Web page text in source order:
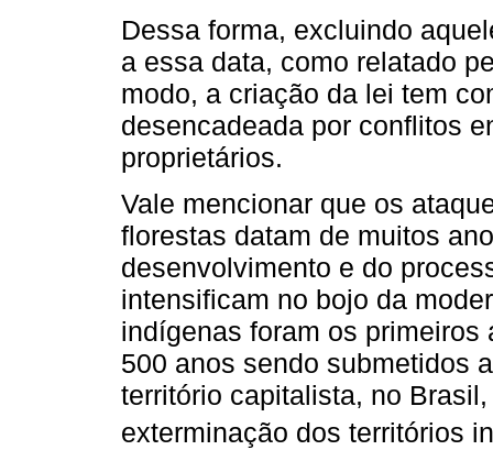
Dessa forma, excluindo
a essa data, como relatado
modo, a criação da lei tem
desencadeada por conflitos
proprietários.
Vale mencionar que os
florestas datam de muitos
desenvolvimento e do
intensificam no bojo da
indígenas foram os
500 anos sendo submetidos
território capitalista, no
exterminação dos territórios